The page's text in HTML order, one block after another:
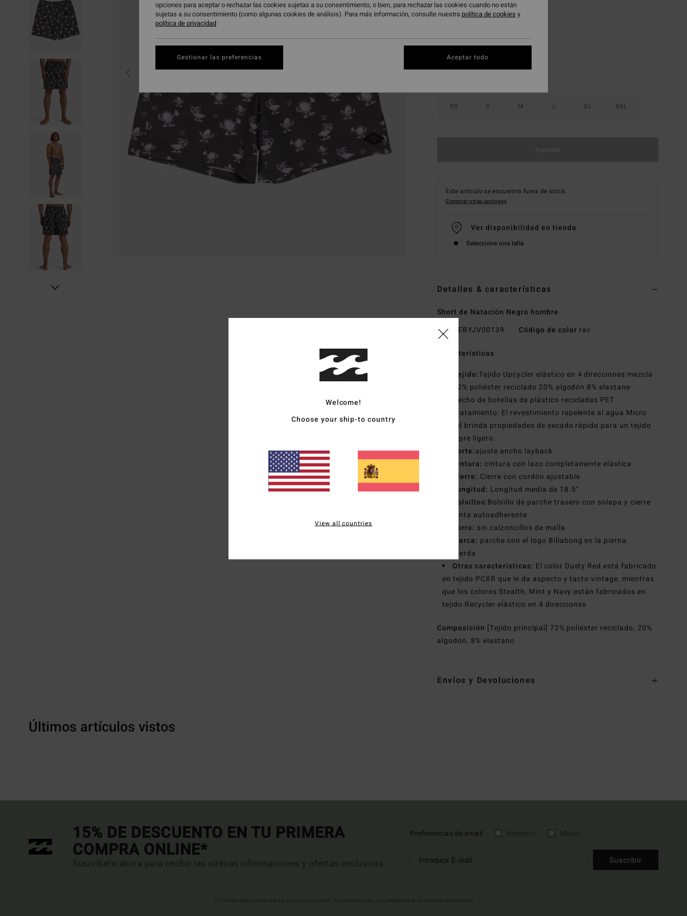
XS S M L XL XXL
Este artículo se encuentra fuera de stock.
Comprar otras opciones
Ver disponibilidad en tienda
Seleccione una talla
Detalles & características
Short de Natación Negro hombre
Style
EBYJV00139 Código de color rav
Características
Tejido:Tejido Upcycler elástico en 4 direcciones mezcla
de 72% poliéster reciclado 20% algodón 8% elastane
Hecho de botellas de plástico recicladas PET
Tratamiento: El revestimiento repelente al agua Micro
Repel brinda propiedades de secado rápido para un tejido
siempre ligero.
Corte:ajuste ancho layback
Cintura: cintura con lazo completamente elástica
Cierre: Cierre con cordón ajustable
Longitud: Longitud media de 18.5"
Bolsillos:Bolsillo de parche trasero con solapa y cierre
de cinta autoadherente
Forro: sin calzoncillos de malla
Marca: parche con el logo Billabong en la pierna
izquierda
Otras características: El color Dusty Red está fabricado
en tejido PCXR que le da aspecto y tacto vintage, mientras
que los colores Stealth, Mint y Navy están fabricados en
tejido Recycler elástico en 4 direcciones
Composición [Tejido principal] 72% poliéster reciclado, 20%
algodón, 8% elastano
Envíos y Devoluciones
Últimos artículos vistos
15% DE DESCUENTO EN TU PRIMERA
COMPRA ONLINE*
Suscríbete ahora para recibir las ultimas informaciones y ofertas exclusivas.
Preferencias de email
Suscribir
Welcome!
Choose your ship-to country
View all countries
opciones para aceptar o rechazar las cookies sujetas a su consentimiento, o bien, para rechazar las cookies cuando no están
sujetas a su consentimiento (como algunas cookies de análisis). Para más información, consulte nuestra política de cookies y
política de privacidad
Gestionar las preferencias Aceptar todo